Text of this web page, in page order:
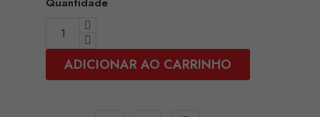
ADICIONAR AO CARRINHO